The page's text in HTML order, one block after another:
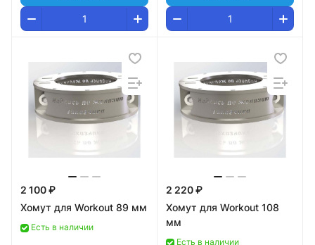
2 100 ₽
Хомут для Workout 89 мм
Есть в наличии
2 220 ₽
Хомут для Workout 108
мм
Есть в наличии